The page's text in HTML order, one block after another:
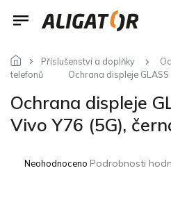
Přejít
Příslušenství a doplňky
telefonů
Ochrana displeje GLASS
Ochrana displeje
Vivo Y76 (5G),
Průměrné
Neohodnoceno Podrobnosti